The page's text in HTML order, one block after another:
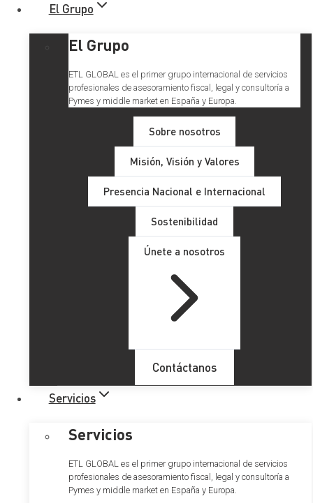
El Grupo
El Grupo
ETL GLOBAL es el primer grupo internacional de servicios
profesionales de asesoramiento fiscal, legal y consultoría a
Pymes y middle market en España y Europa.
Sobre nosotros
Misión, Visión y Valores
Presencia Nacional e Internacional
Sostenibilidad
Únete a nosotros
Contáctanos
Servicios
Servicios
ETL GLOBAL es el primer grupo internacional de servicios
profesionales de asesoramiento fiscal, legal y consultoría a
Pymes y middle market en España y Europa.